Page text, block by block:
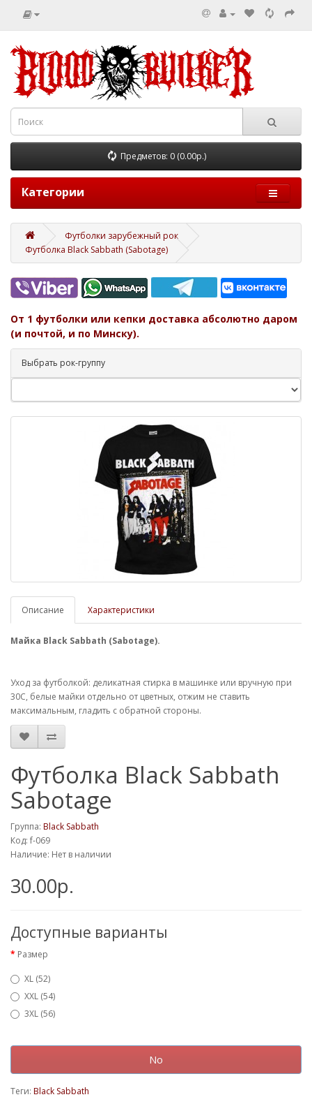
Предметов: 0 (0.00р.)
Категории
Футболки зарубежный рок
Футболка Black Sabbath (Sabotage)
От 1 футболки или кепки доставка абсолютно даром
(и почтой, и по Минску).
Выбрать рок-группу
Описание Характеристики
Майка Black Sabbath (Sabotage).
Уход за футболкой: деликатная стирка в машинке или вручную при
30С, белые майки отдельно от цветных, отжим не ставить
максимальным, гладить с обратной стороны.
Футболка Black Sabbath
Sabotage
Группа: Black Sabbath
Код: f-069
Наличие: Нет в наличии
30.00р.
Доступные варианты
Размер
XL (52)
XXL (54)
3XL (56)
No
Теги: Black Sabbath